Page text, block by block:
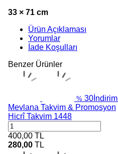
33 × 71 cm
Ürün Açıklaması
Yorumlar
İade Koşulları
Benzer Ürünler
% 30 İndirim
Mevlana Takvim & Promosyon
Hicrî Takvim 1448
400,00 TL
280,00 TL